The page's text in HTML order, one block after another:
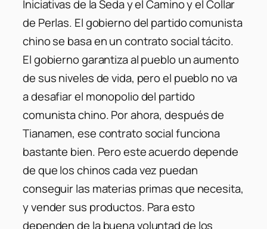
Iniciativas de la Seda y el Camino y el Collar
de Perlas. El gobierno del partido comunista
chino se basa en un contrato social tácito.
El gobierno garantiza al pueblo un aumento
de sus niveles de vida, pero el pueblo no va
a desafiar el monopolio del partido
comunista chino. Por ahora, después de
Tianamen, ese contrato social funciona
bastante bien. Pero este acuerdo depende
de que los chinos cada vez puedan
conseguir las materias primas que necesita,
y vender sus productos. Para esto
dependen de la buena voluntad de los